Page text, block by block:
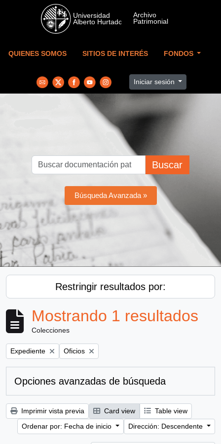
Skip to main content
QUIENES SOMOS SITIOS DE INTERÉS FONDOS
Iniciar sesión
Buscar
Búsqueda Avanzada »
Restringir resultados por:
Mostrando 1 resultados
Colecciones
Remove filter:
Expediente Remove filter:
Oficios
Opciones avanzadas de búsqueda
Imprimir vista previa Card view
Table view
Ordenar por: Fecha de inicio
Dirección: Descendente